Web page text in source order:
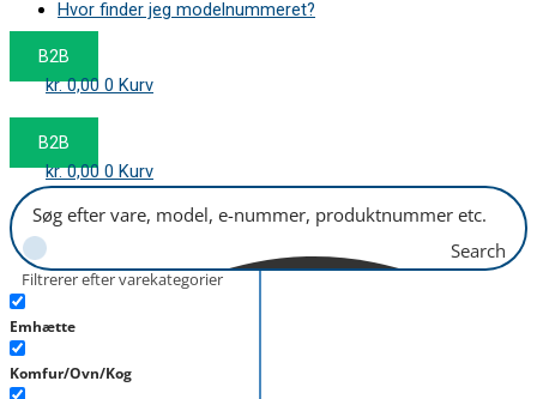
Tørretumbler
Tilbehør/Plejemidler
Hvor finder jeg modelnummeret?
B2B
kr.0,00 0 Kurv
B2B
kr.0,00 0 Kurv
Search
Filtrerer efter varekategorier
Emhætte
Komfur/Ovn/Kog